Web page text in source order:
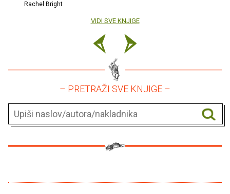
Rachel Bright
VIDI SVE KNJIGE
– PRETRAŽI SVE KNJIGE –